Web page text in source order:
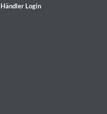
Händler Login